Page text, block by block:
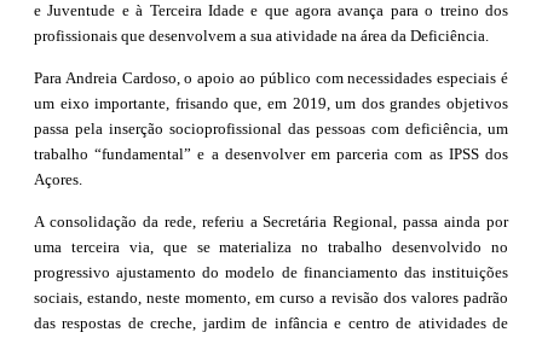
e Juventude e à Terceira Idade e que agora avança para o treino dos
profissionais que desenvolvem a sua atividade na área da Deficiência.
Para Andreia Cardoso, o apoio ao público com necessidades especiais é
um eixo importante, frisando que, em 2019, um dos grandes objetivos
passa pela inserção socioprofissional das pessoas com deficiência, um
trabalho “fundamental” e a desenvolver em parceria com as IPSS dos
Açores.
A consolidação da rede, referiu a Secretária Regional, passa ainda por
uma terceira via, que se materializa no trabalho desenvolvido no
progressivo ajustamento do modelo de financiamento das instituições
sociais, estando, neste momento, em curso a revisão dos valores padrão
das respostas de creche, jardim de infância e centro de atividades de